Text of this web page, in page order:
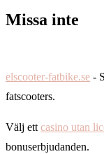
Missa inte
elscooter-fatbike.se -
fatscooters.
Välj ett casino utan
bonuserbjudanden.